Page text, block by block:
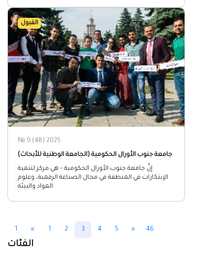
القبول
№ 9 (48) 2025
جامعة جنوب الأورال الحكومية (الجامعة الوطنية للأبحاث)
إنَّ جامعة جنوب الأورال الحكومية – هي مركز لتنمية
الإبتكارات في المنطقة في مجال الصناعة الرقمية، وعلوم
المواد والبيئة.
1 « 1 2 3 4 5 » 46
الفئات